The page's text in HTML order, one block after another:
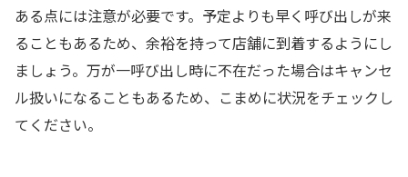
ある点には注意が必要です。予定よりも早く呼び出しが来
ることもあるため、余裕を持って店舗に到着するようにし
ましょう。万が一呼び出し時に不在だった場合はキャンセ
ル扱いになることもあるため、こまめに状況をチェックし
てください。